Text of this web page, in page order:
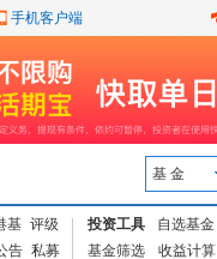
手机客户端
基 金
基 评级
告 私募
投资工具 自选基金
基金筛选
收益计算